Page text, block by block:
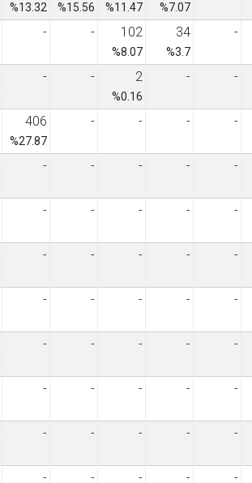
%13.32 %15.56 %11.47 %7.07
- - 102
%8.07
34
%3.7
-
- - 2
%0.16
- -
406
%27.87
- - - -
- - - - -
- - - - -
- - - - -
- - - - -
- - - - -
- - - - -
- - - - -
- - - - -